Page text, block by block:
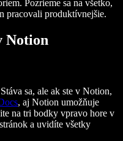
Pozrieme sa na všetko,
pracovali produktívnejšie.
Notion
sa, ale ak ste v Notion,
, aj Notion umožňuje
na tri bodky vpravo hore v
a uvidíte všetky